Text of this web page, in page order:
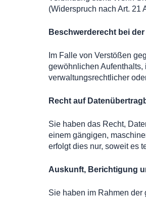
(Widerspruch nach Art. 21
Beschwerde­recht bei
Im Falle von Verstößen
gewöhnlichen
verwaltungsrechtlicher
Recht auf
Sie haben das Recht,
einem gängigen,
erfolgt dies nur, soweit es
Auskunft, Berichtigung
Sie haben im Rahmen